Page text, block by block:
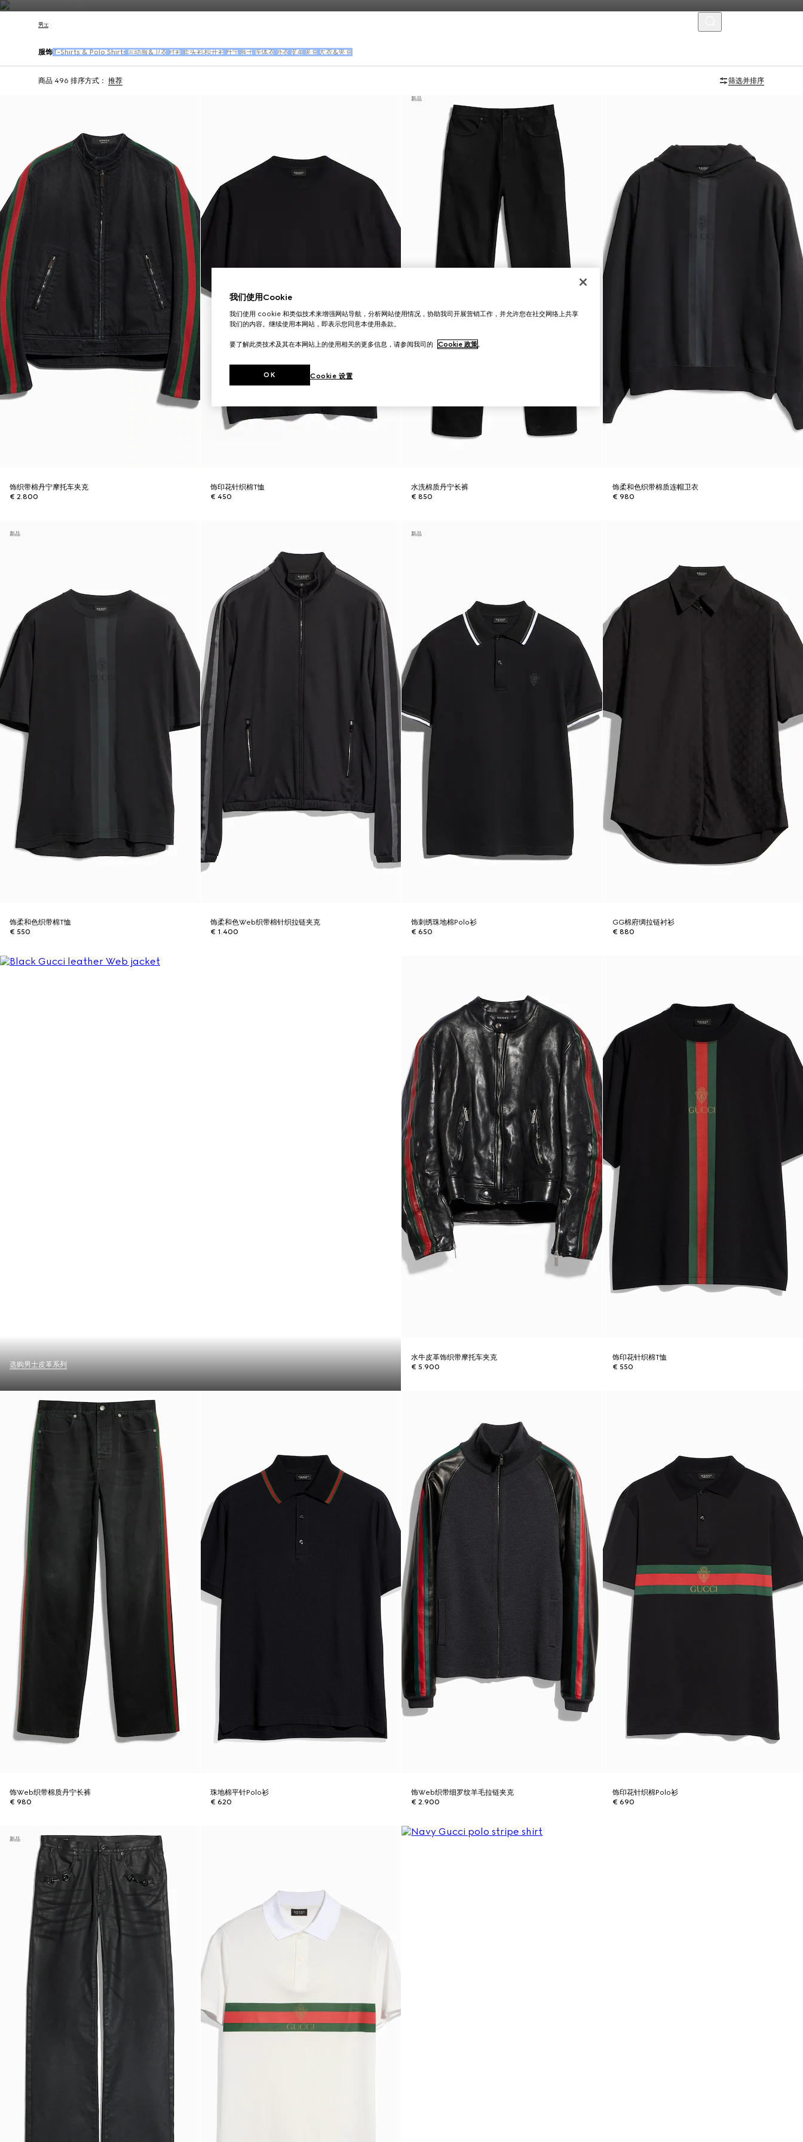
男士
服饰 T-Shirts & Polo Shirts 运动服&卫衣 衬衫 套头衫和开衫 丹宁 裤子 连体衣 外衣 皮革 夹克 大衣&夹克
商品 496 排序方式： 推荐 筛选并排序
饰织带棉丹宁摩托车夹克
€ 2.800
饰印花针织棉T恤
€ 450
新品
水洗棉质丹宁长裤
€ 850
饰柔和色织带棉质连帽卫衣
€ 980
新品
饰柔和色织带棉T恤
€ 550
饰柔和色Web织带棉针织拉链夹克
€ 1.400
新品
饰刺绣珠地棉Polo衫
€ 650
GG棉府绸拉链衬衫
€ 880
选购男士皮革系列
水牛皮革饰织带摩托车夹克
€ 5.900
饰印花针织棉T恤
€ 550
饰Web织带棉质丹宁长裤
€ 980
珠地棉平针Polo衫
€ 620
饰Web织带细罗纹羊毛拉链夹克
€ 2.900
饰印花针织棉Polo衫
€ 690
新品
我们使用Cookie
我们使用 cookie 和类似技术来增强网站导航，分析网站使用情况，协助我司开展营销工作，并允许您在社交网络上共享
我们的内容。继续使用本网站，即表示您同意本使用条款。
要了解此类技术及其在本网站上的使用相关的更多信息，请参阅我司的 Cookie 政策。
Cookie 设置
OK